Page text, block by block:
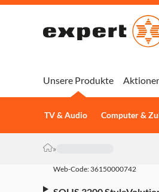
Unsere Produkte
TV & Audio Computer &
»
Web-Code: 36150000742